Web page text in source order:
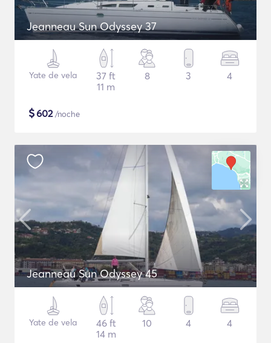
Jeanneau Sun Odyssey 37
Yate de vela
37 ft
11 m
8 3 4
$602/noche
Jeanneau Sun Odyssey 45
Yate de vela
46 ft
14 m
10 4 4